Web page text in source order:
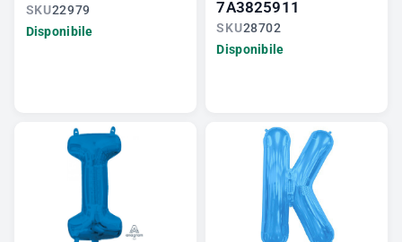
SKU22979
Disponibile
7A3825911
SKU28702
Disponibile